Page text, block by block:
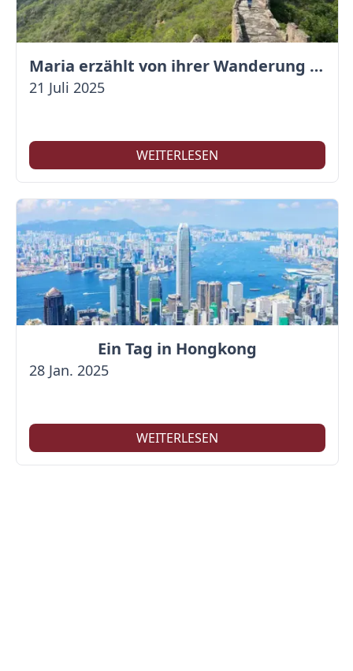
Maria erzählt von ihrer Wanderung auf der Großen Mauer
21 Juli 2025
WEITERLESEN
Ein Tag in Hongkong
28 Jan. 2025
WEITERLESEN